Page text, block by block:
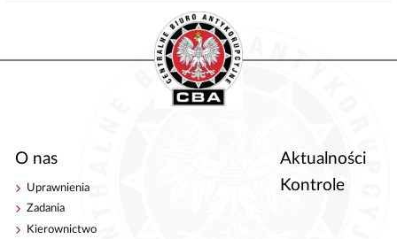
O nas
Uprawnienia
Zadania
Kierownictwo
Aktualności
Kontrole